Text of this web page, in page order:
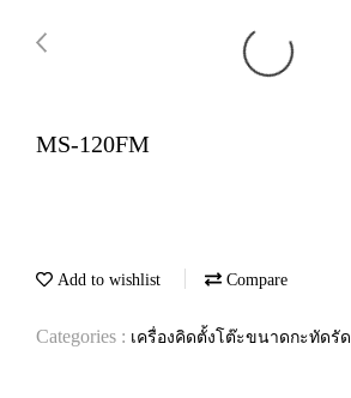
MS-120FM
Add to wishlist Compare
Categories : เครื่องคิดตั้งโต๊ะขนาดกะทัดรัด